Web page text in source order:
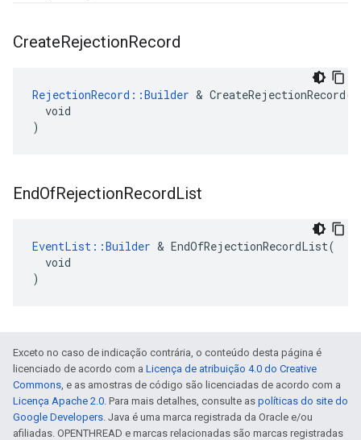
CreateRejectionRecord
RejectionRecord::Builder & CreateRejectionRecord(
  void
)
EndOfRejectionRecordList
EventList::Builder & EndOfRejectionRecordList(
  void
)
Exceto no caso de indicação contrária, o conteúdo desta página é
licenciado de acordo com a Licença de atribuição 4.0 do Creative
Commons, e as amostras de código são licenciadas de acordo com a
Licença Apache 2.0. Para mais detalhes, consulte as políticas do site do
Google Developers. Java é uma marca registrada da Oracle e/ou
afiliadas. OPENTHREAD e marcas relacionadas são marcas registradas